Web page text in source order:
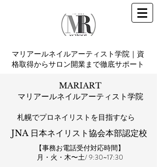
マリアールネイルアーティスト学院｜資
格取得からサロン開業まで徹底サポート
MARIART
マリアールネイルアーティスト学院
札幌​でプロネイリストを目指すなら
JNA 日本ネイリスト協会本部認定校
【事務お電話受付対応時間】
​月・火・木〜土/ 9:30~17:30